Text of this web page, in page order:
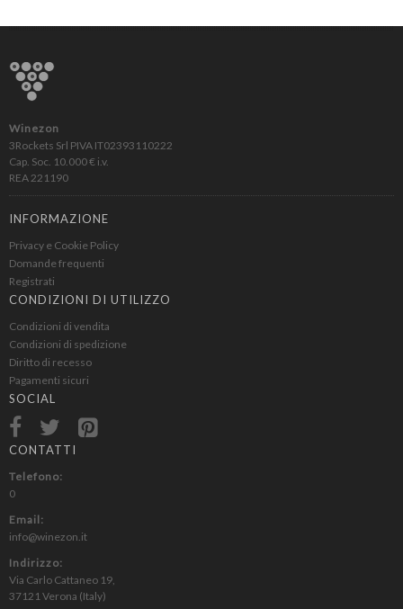
Winezon
3Rockets Srl PIVA IT02393110222
Cap. Soc. 10.000 € i.v.
REA 221190
INFORMAZIONE
Privacy e Cookie Policy
Domande frequenti
Registrati
CONDIZIONI DI UTILIZZO
Condizioni di vendita
Condizioni di spedizione
Diritto di recesso
Pagamenti sicuri
SOCIAL
CONTATTI
Telefono:
0
Email:
info@winezon.it
Indirizzo:
Via Carlo Cattaneo 19,
37121 Verona (Italy)